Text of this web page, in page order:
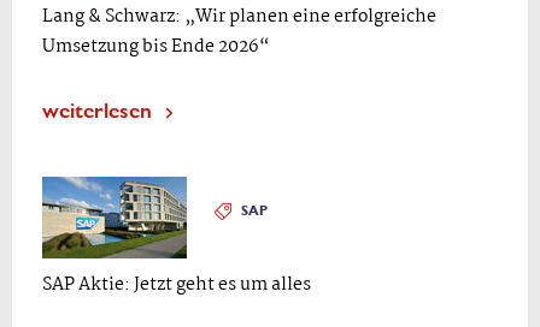
Lang & Schwarz: „Wir planen eine erfolgreiche
Umsetzung bis Ende 2026“
weiterlesen
SAP
SAP Aktie: Jetzt geht es um alles